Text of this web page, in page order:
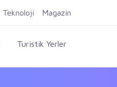
Kayıt Ol Giriş Yap
Turistik Yerler
Teknoloji Magazin